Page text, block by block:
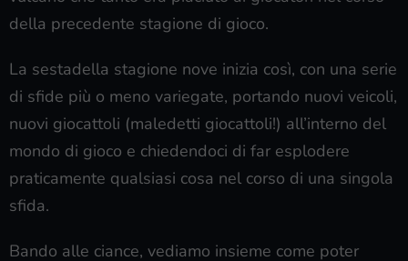
della precedente stagione di gioco.
La sestadella stagione nove inizia così, con una serie
di sfide più o meno variegate, portando nuovi veicoli,
nuovi giocattoli (maledetti giocattoli!) all’interno del
mondo di gioco e chiedendoci di far esplodere
praticamente qualsiasi cosa nel corso di una singola
sfida.
Bando alle ciance, vediamo insieme come poter